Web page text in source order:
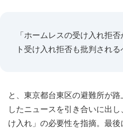
「ホームレスの受け入れ拒
ト受け入れ拒否も批判される
と、東京都台東区の避難所が
したニュースを引き合いに出
け入れ」の必要性を指摘。最後